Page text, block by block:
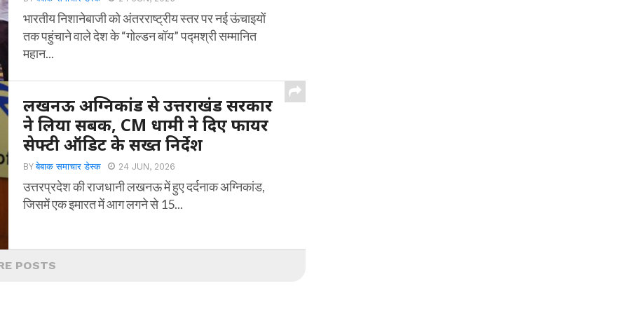
भारतीय निशानेबाजी को अंतरराष्ट्रीय स्तर पर नई ऊंचाइयों
तक पहुंचाने वाले देश के “गोल्डन बॉय” पद्मश्री सम्मानित
महान...
लखनऊ अग्निकांड से उत्तराखंड सरकार
ने लिया सबक, CM धामी ने दिए फायर
सेफ्टी ऑडिट के सख्त निर्देश
BYबेबाक समाचार डेस्क 24 JUN, 2026
उत्तरप्रदेश की राजधानी लखनऊ में हुए दर्दनाक अग्निकांड,
जिसमें एक इमारत में आग लगने से 15...
POSTS